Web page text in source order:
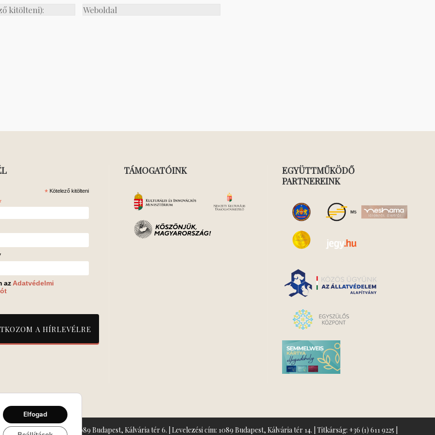
* Kötelező kitölteni
az Adatvédelmi
TÁMOGATÓINK
EGYÜTTMŰKÖDŐ
PARTNEREINK
Turay Ida Színház 1089 Budapest, Kálvária tér 6. | Levelezési cím: 1089 Budapest, Kálvária tér 14. | Titkárság: +36 (1) 611 9225
Elfogad